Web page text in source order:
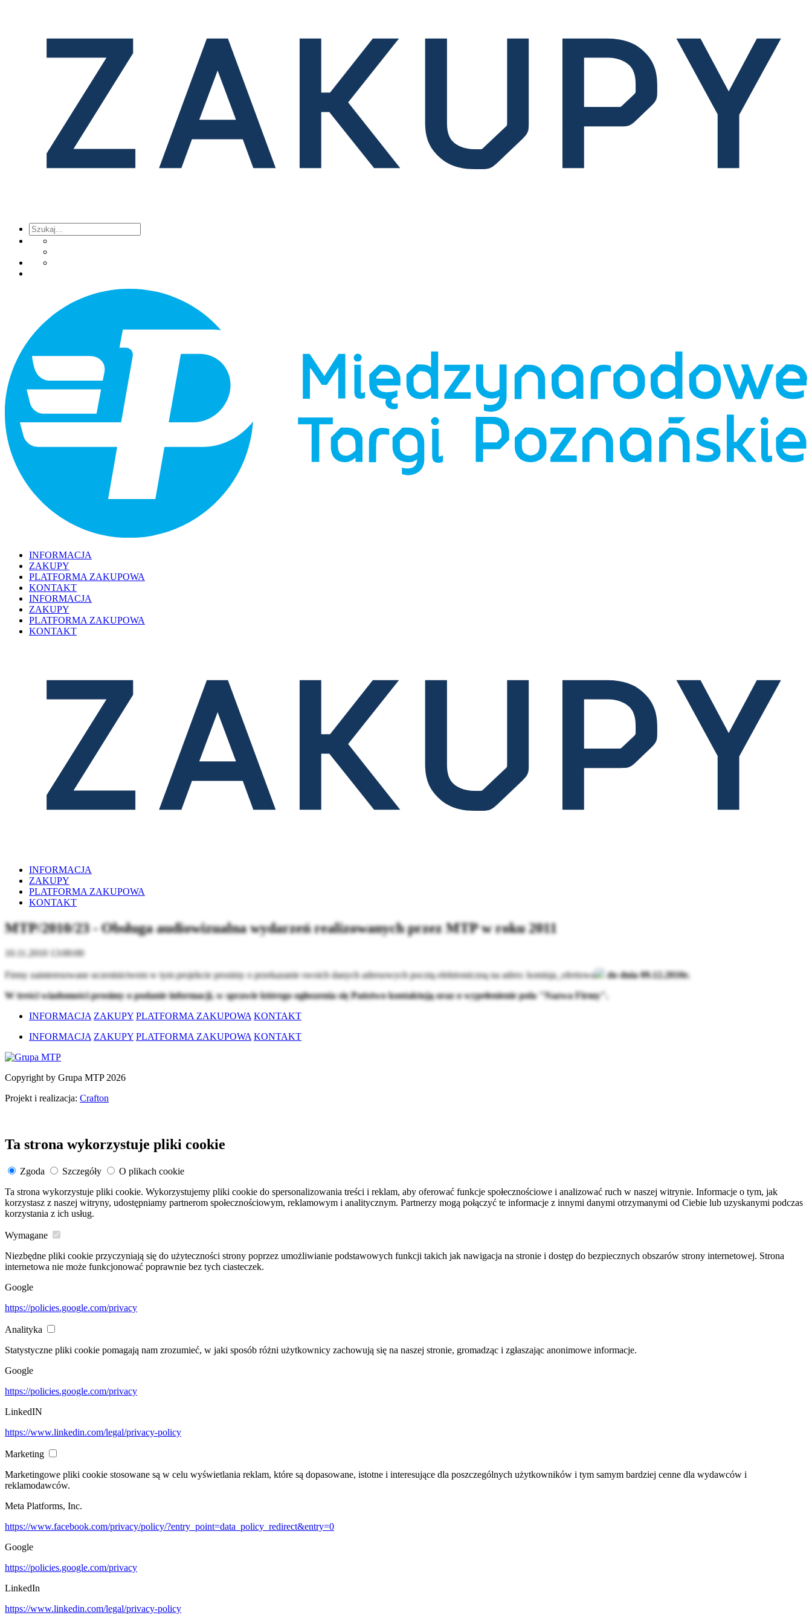
INFORMACJA
ZAKUPY
PLATFORMA ZAKUPOWA
KONTAKT
INFORMACJA
ZAKUPY
PLATFORMA ZAKUPOWA
KONTAKT
INFORMACJA
ZAKUPY
PLATFORMA ZAKUPOWA
KONTAKT
MTP/2010/23 - Obsługa audiowizualna wydarzeń realizowanych przez MTP w roku 2011
10.11.2010 13:00:00
Firmy zainteresowane uczestnictwem w tym projekcie prosimy o przekazanie swoich danych adresowych pocztą elektroniczną na adres: komisja_ofertowa
do dnia 09.12.2010r.
W treści wiadomości prosimy o podanie informacji, w sprawie którego ogłoszenia się Państwo kontaktują oraz o wypełenienie pola "Nazwa Firmy".
INFORMACJA ZAKUPY PLATFORMA ZAKUPOWA KONTAKT
INFORMACJA ZAKUPY PLATFORMA ZAKUPOWA KONTAKT
Copyright by Grupa MTP 2026
Projekt i realizacja: Crafton
Ta strona wykorzystuje pliki cookie
Zgoda Szczegóły
O plikach cookie
Ta strona wykorzystuje pliki cookie. Wykorzystujemy pliki cookie do spersonalizowania treści i reklam, aby oferować funkcje społecznościowe i analizować ruch w naszej witrynie. Informacje o tym, jak
korzystasz z naszej witryny, udostępniamy partnerom społecznościowym, reklamowym i analitycznym. Partnerzy mogą połączyć te informacje z innymi danymi otrzymanymi od Ciebie lub uzyskanymi podczas
korzystania z ich usług.
Wymagane
Niezbędne pliki cookie przyczyniają się do użyteczności strony poprzez umożliwianie podstawowych funkcji takich jak nawigacja na stronie i dostęp do bezpiecznych obszarów strony internetowej. Strona
internetowa nie może funkcjonować poprawnie bez tych ciasteczek.
Google
https://policies.google.com/privacy
Analityka
Statystyczne pliki cookie pomagają nam zrozumieć, w jaki sposób różni użytkownicy zachowują się na naszej stronie, gromadząc i zgłaszając anonimowe informacje.
Google
https://policies.google.com/privacy
LinkedIN
https://www.linkedin.com/legal/privacy-policy
Marketing
Marketingowe pliki cookie stosowane są w celu wyświetlania reklam, które są dopasowane, istotne i interesujące dla poszczególnych użytkowników i tym samym bardziej cenne dla wydawców i
reklamodawców.
Meta Platforms, Inc.
https://www.facebook.com/privacy/policy/?entry_point=data_policy_redirect&entry=0
Google
https://policies.google.com/privacy
LinkedIn
https://www.linkedin.com/legal/privacy-policy